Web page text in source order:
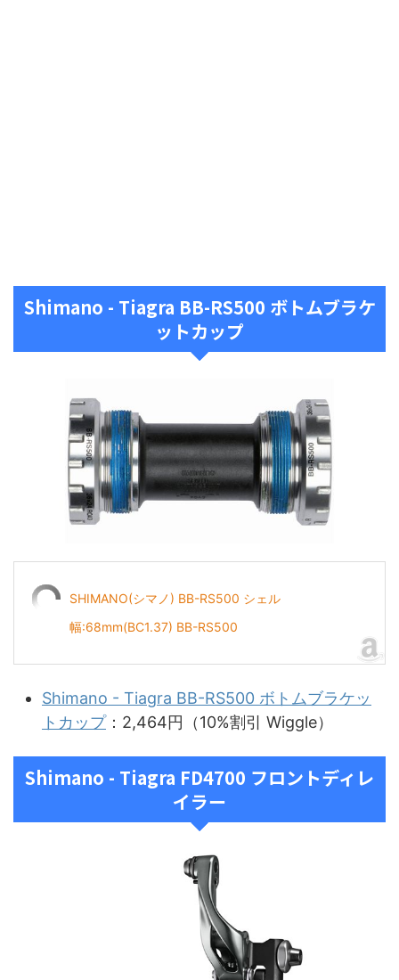
Shimano - Tiagra BB-RS500 ボトムブラケ
ットカップ
SHIMANO(シマノ) BB-RS500 シェル
幅:68mm(BC1.37) BB-RS500
Shimano - Tiagra BB-RS500 ボトムブラケッ
トカップ：2,464円（10%割引 Wiggle）
Shimano - Tiagra FD4700 フロントディレ
イラー